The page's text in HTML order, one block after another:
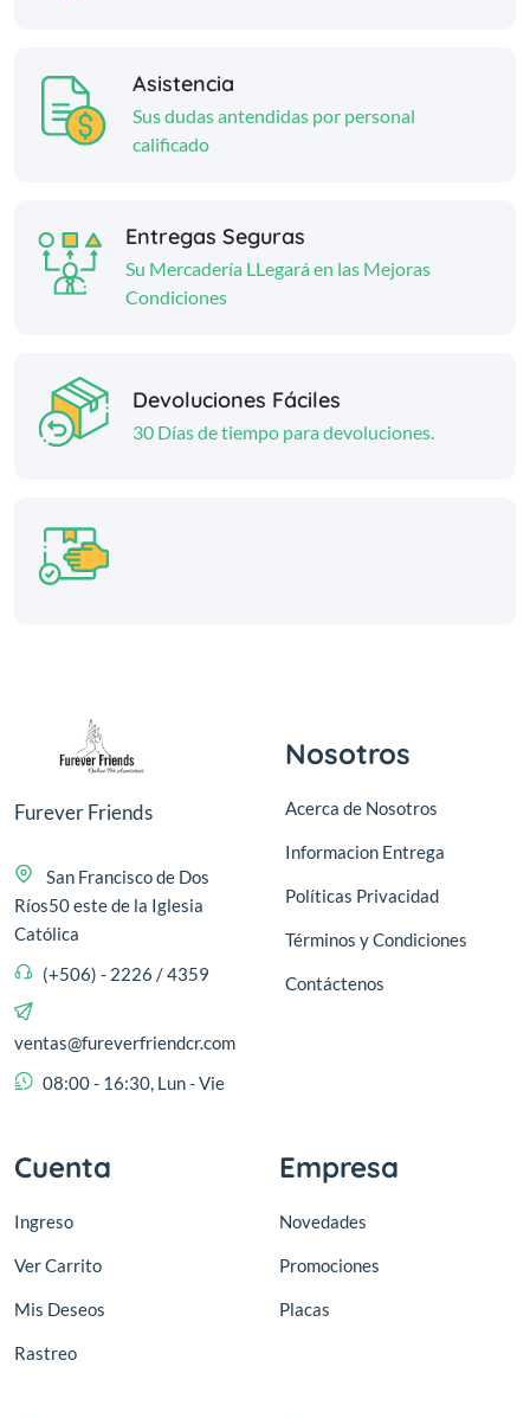
Asistencia
Sus dudas antendidas por personal
calificado
Entregas Seguras
Su Mercadería LLegará en las Mejoras
Condiciones
Devoluciones Fáciles
30 Días de tiempo para devoluciones.
Furever Friends
San Francisco de Dos
Ríos50 este de la Iglesia
Católica
(+506) - 2226 / 4359
ventas@fureverfriendcr.com
08:00 - 16:30, Lun - Vie
Nosotros
Acerca de Nosotros
Informacion Entrega
Políticas Privacidad
Términos y Condiciones
Contáctenos
Cuenta
Ingreso
Ver Carrito
Mis Deseos
Rastreo
Empresa
Novedades
Promociones
Placas